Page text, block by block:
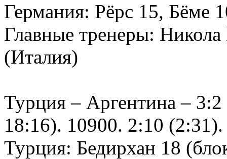
Германия: Рёрс 15, Бёме
Главные тренеры:
(Италия)
Турция – Аргентина –
18:16). 10900. 2:10 (2:31).
Турция: Бедирхан 18